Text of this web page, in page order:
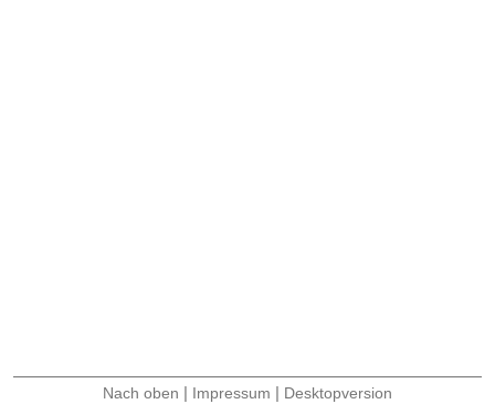
Nach oben | Impressum | Desktopversion